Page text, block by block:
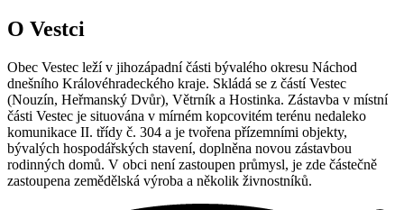
O Vestci
Obec Vestec leží v jihozápadní části bývalého okresu Náchod
dnešního Královéhradeckého kraje. Skládá se z částí Vestec
(Nouzín, Heřmanský Dvůr), Větrník a Hostinka. Zástavba v místní
části Vestec je situována v mírném kopcovitém terénu nedaleko
komunikace II. třídy č. 304 a je tvořena přízemními objekty,
bývalých hospodářských stavení, doplněna novou zástavbou
rodinných domů. V obci není zastoupen průmysl, je zde částečně
zastoupena zemědělská výroba a několik živnostníků.